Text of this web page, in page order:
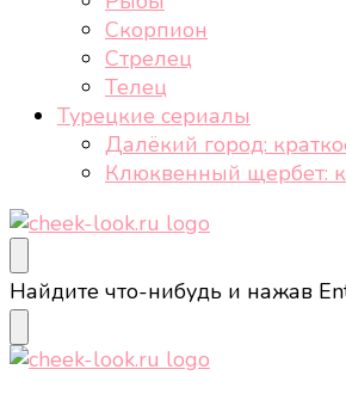
Скорпион
Стрелец
Телец
Турецкие сериалы
Далёкий город:
Клюквенный щербет:
cheek-look.ru
Женский сайт о звездах и кино,
Ищите
что-
то?
Найдите что-нибудь и нажав